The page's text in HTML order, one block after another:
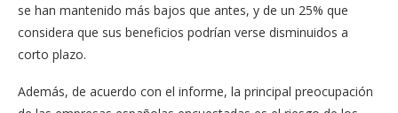
se han mantenido más bajos que antes, y de un 25% que
considera que sus beneficios podrían verse disminuidos a
corto plazo.
Además, de acuerdo con el informe, la principal preocupación